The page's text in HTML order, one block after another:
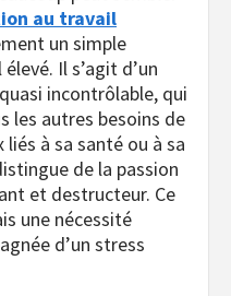
au travail
un simple
Il s’agit d’un
incontrôlable, qui
les autres besoins de
à sa santé ou à sa
de la passion
et destructeur. Ce
une nécessité
d’un stress